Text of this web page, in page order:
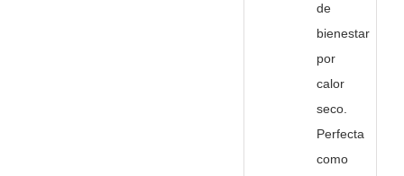
de
bienestar
por
calor
seco.
Perfecta
como